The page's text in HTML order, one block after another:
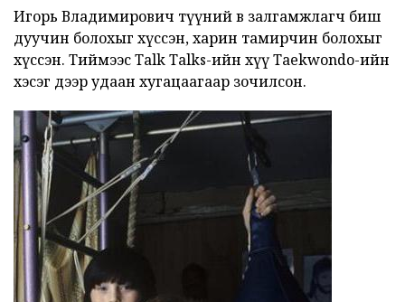
Игорь Владимирович түүний өв залгамжлагч биш
дуучин болохыг хүссэн, харин тамирчин болохыг
хүссэн. Тиймээс Talk Talks-ийн хүү Taekwondo-ийн
хэсэг дээр удаан хугацаагаар зочилсон.